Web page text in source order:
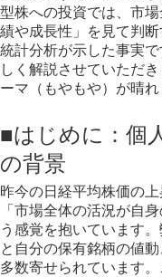
型株への投資では、市
績や成長性」を見て判
統計分析が示した事実
しく解説させていただ
ーマ（もやもや）が晴れ
■はじめに：個
の背景
昨今の日経平均株価の
「市場全体の活況が自
う感覚を抱いています
と自分の保有銘柄の値
多数寄せられています